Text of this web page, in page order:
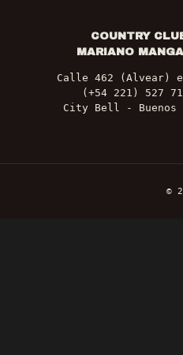
COUNTRY
MARIANO
Calle 462 (Alvear)
(+54 221) 527
City Bell - Buenos
©